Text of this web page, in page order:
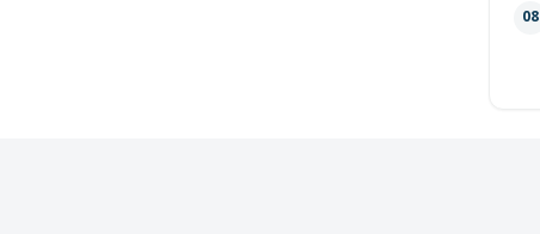
08